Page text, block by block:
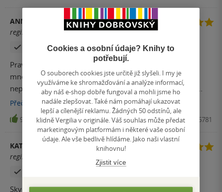
ANNA
registrovaný uživatel
Zakoupil produkt
Pravdou je, že předchozí knihy byly (alespoň pro mě)
mnohem drsnější. Protože si na to ale nijak zvlášť
nepotrpím, byla jsem ráda, že tento příběh je mnohem
méně drastický. Kniha se četla sama, příběh byl poutavý.
Miluju příběhy od Sarah Flint! Jen tak dál!
Přečíst více
9 Kniha, Edice Knihy Omega, 2020, 9788076425781
KATKA
registrovaný uživatel
Skvělá kniha. Čte se sama.
Cookies a osobní údaje? Knihy to
potřebují.
O souborech cookies jste určitě již slyšeli. I my je
využíváme ke shromažďování a analýze informací,
aby náš e-shop dobře fungoval a mohli jsme ho
nadále zlepšovat. Také nám pomáhají ukazovat
lepší a cílenější reklamu. Žádných 50 odstínů, ale
klidně Vergilia v originále. Váš souhlas může předat
marketingovým platformám i některé vaše osobní
údaje. Ale vše bedlivě hlídáme. Jako naši vlastní
knihovnu!
Zjistit více